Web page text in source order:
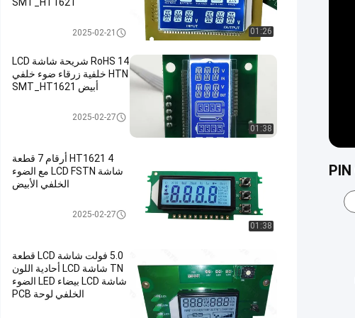
01:26 شاشة LCD ذات 7 شرائح
2025-02-21
01:38
RoHS 14 شريحة شاشة LCD
HTN خلفية زرقاء ضوء خلفي
أبيض SMT_HT1621
شاشة LCD ذات 7 شرائح
2025-02-27
01:38
HT1621 4 أرقام 7 قطعة
شاشة LCD FSTN مع الضوء
الخلفي الأبيض
شاشة LCD ذات 7 شرائح
2025-02-27
5.0 فولت شاشة LCD قطعة
TN شاشة LCD أحادية اللون
شاشة LCD بيضاء LED الضوء
الخلفي لوحة PCB